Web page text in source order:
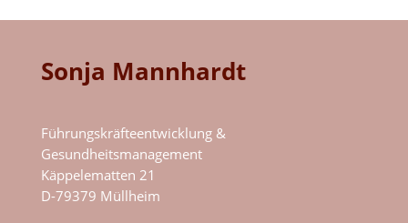
Sonja Mannhardt
Führungskräfteentwicklung &
Gesundheitsmanagement
Käppelematten 21
D-79379 Müllheim